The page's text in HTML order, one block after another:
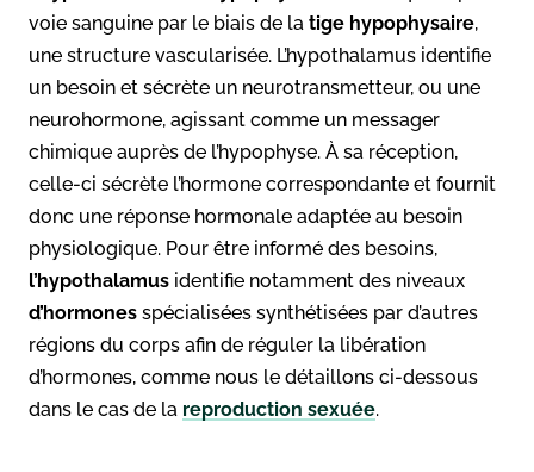
voie sanguine par le biais de la tige hypophysaire,
une structure vascularisée. L’hypothalamus identifie
un besoin et sécrète un neurotransmetteur, ou une
neurohormone, agissant comme un messager
chimique auprès de l’hypophyse. À sa réception,
celle-ci sécrète l’hormone correspondante et fournit
donc une réponse hormonale adaptée au besoin
physiologique. Pour être informé des besoins,
l’hypothalamus identifie notamment des niveaux
d’hormones spécialisées synthétisées par d’autres
régions du corps afin de réguler la libération
d’hormones, comme nous le détaillons ci-dessous
dans le cas de la reproduction sexuée.